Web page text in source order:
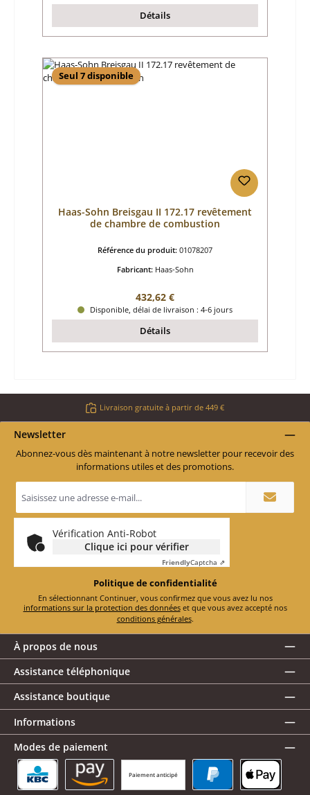
Détails
Seul 7 disponible
Haas-Sohn Breisgau II 172.17 revêtement
de chambre de combustion
Référence du produit: 01078207
Fabricant: Haas-Sohn
Prix régulier :
432,62 €
Disponible, délai de livraison : 4-6 jours
Détails
Livraison gratuite à partir de 449 €
Newsletter
Abonnez-vous dès maintenant à notre newsletter pour recevoir des
informations utiles et des promotions.
e-
mail
*
Vérification Anti-Robot
Clique ici pour vérifier
FriendlyCaptcha ⇗
Politique de confidentialité
En sélectionnant Continuer, vous confirmez que vous avez lu nos
informations sur la protection des données
et que vous avez accepté nos
conditions générales.
À propos de nous
Assistance téléphonique
Assistance boutique
Informations
Modes de paiement
Paiement anticipé